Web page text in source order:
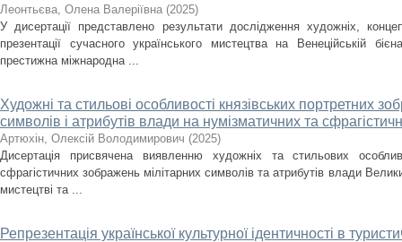
Леонтьєва, Олена Валеріївна (2025)
У дисертації представлено результати дослідження художніх,
презентації сучасного українського мистецтва на Венеційській
престижна міжнародна ...
Художні та стильові особливості князівських портретних
символів і атрибутів влади на нумізматичних та
Артюхін, Олексій Володимирович (2025)
Дисертація присвячена виявленню художніх та стильових
сфрагістичних зображень мілітарних символів та атрибутів влади
мистецтві та ...
Репрезентація української культурної ідентичності в